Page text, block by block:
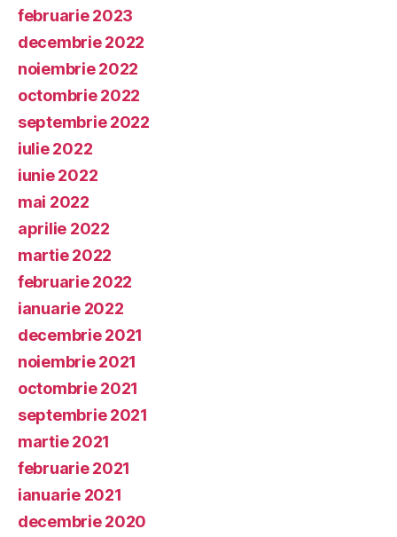
februarie 2023
decembrie 2022
noiembrie 2022
octombrie 2022
septembrie 2022
iulie 2022
iunie 2022
mai 2022
aprilie 2022
martie 2022
februarie 2022
ianuarie 2022
decembrie 2021
noiembrie 2021
octombrie 2021
septembrie 2021
martie 2021
februarie 2021
ianuarie 2021
decembrie 2020